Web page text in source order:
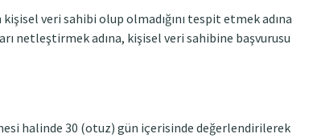
kişisel veri sahibi olup olmadığını tespit etmek adına
netleştirmek adına, kişisel veri sahibine başvurusu
halinde 30 (otuz) gün içerisinde değerlendirilerek